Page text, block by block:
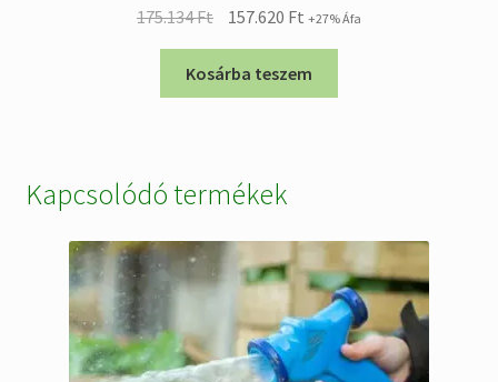
175.134Ft
Original
was:
175.134 Ft.
157.620 FtCurrent
is:
157.620 Ft.
+27% Áfa
Kosárba teszem
Kapcsolódó termékek